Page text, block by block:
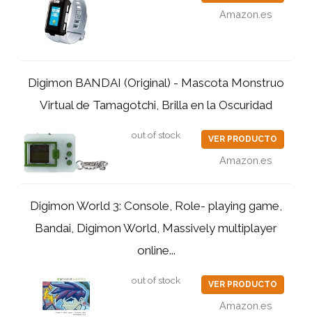
Amazon.es
Digimon BANDAI (Original) - Mascota Monstruo
Virtual de Tamagotchi, Brilla en la Oscuridad
out of stock VER PRODUCTO
Amazon.es
Digimon World 3: Console, Role- playing game,
Bandai, Digimon World, Massively multiplayer
online...
out of stock VER PRODUCTO
Amazon.es